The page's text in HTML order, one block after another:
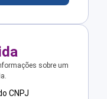
sobre um
CNPJ